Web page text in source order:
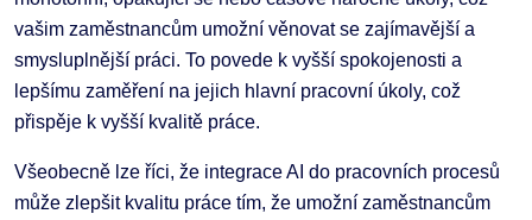
vašim zaměstnancům umožní věnovat se zajímavější a
smysluplnější práci. To povede k vyšší spokojenosti a
lepšímu zaměření na jejich hlavní pracovní úkoly, což
přispěje k vyšší kvalitě práce.
Všeobecně lze říci, že integrace AI do pracovních procesů
může zlepšit kvalitu práce tím, že umožní zaměstnancům